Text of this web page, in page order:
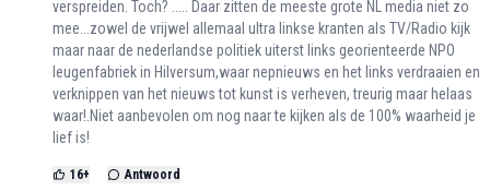
verspreiden. Toch? ..... Daar zitten de meeste grote NL media niet zo
mee...zowel de vrijwel allemaal ultra linkse kranten als TV/Radio kijk
maar naar de nederlandse politiek uiterst links georienteerde NPO
leugenfabriek in Hilversum,waar nepnieuws en het links verdraaien en
verknippen van het nieuws tot kunst is verheven, treurig maar helaas
waar!.Niet aanbevolen om nog naar te kijken als de 100% waarheid je
lief is!
16+ Antwoord